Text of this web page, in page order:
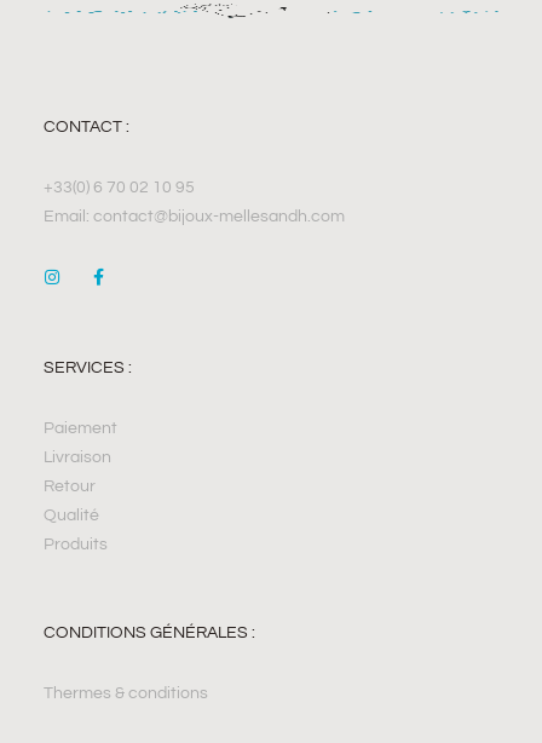
CONTACT :
+33(0) 6 70 02 10 95
Email: contact@bijoux-mellesandh.com
SERVICES :
Paiement
Livraison
Retour
Qualité
Produits
CONDITIONS GÉNÉRALES :
Thermes & conditions